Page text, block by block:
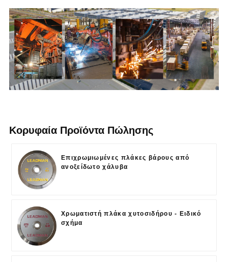
Κορυφαία Προϊόντα Πώλησης
Επιχρωμιωμένες πλάκες βάρους από
ανοξείδωτο χάλυβα
Χρωματιστή πλάκα χυτοσιδήρου - Ειδικό
σχήμα